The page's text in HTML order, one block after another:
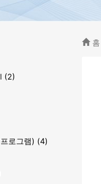
(2)
로그램) (4)
홈